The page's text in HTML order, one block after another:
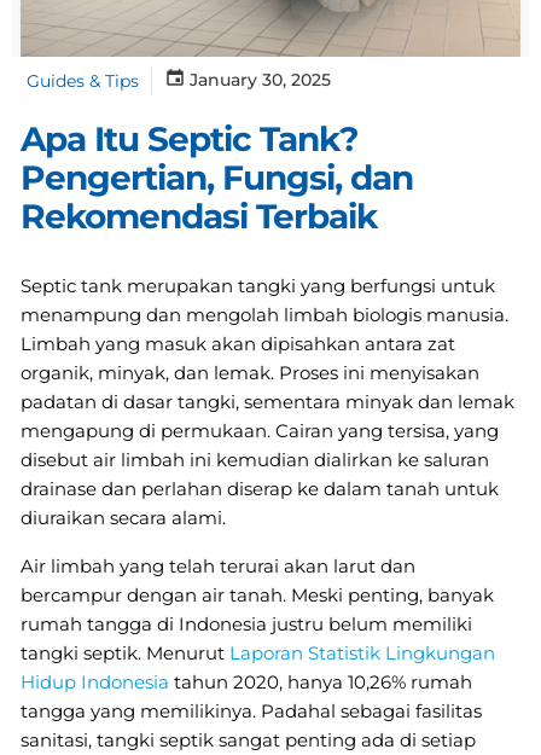
Guides & Tips January 30, 2025
Apa Itu Septic Tank?
Pengertian, Fungsi, dan
Rekomendasi Terbaik
Septic tank merupakan tangki yang berfungsi untuk
menampung dan mengolah limbah biologis manusia.
Limbah yang masuk akan dipisahkan antara zat
organik, minyak, dan lemak. Proses ini menyisakan
padatan di dasar tangki, sementara minyak dan lemak
mengapung di permukaan. Cairan yang tersisa, yang
disebut air limbah ini kemudian dialirkan ke saluran
drainase dan perlahan diserap ke dalam tanah untuk
diuraikan secara alami.
Air limbah yang telah terurai akan larut dan
bercampur dengan air tanah. Meski penting, banyak
rumah tangga di Indonesia justru belum memiliki
tangki septik. Menurut Laporan Statistik Lingkungan
Hidup Indonesia tahun 2020, hanya 10,26% rumah
tangga yang memilikinya. Padahal sebagai fasilitas
sanitasi, tangki septik sangat penting ada di setiap